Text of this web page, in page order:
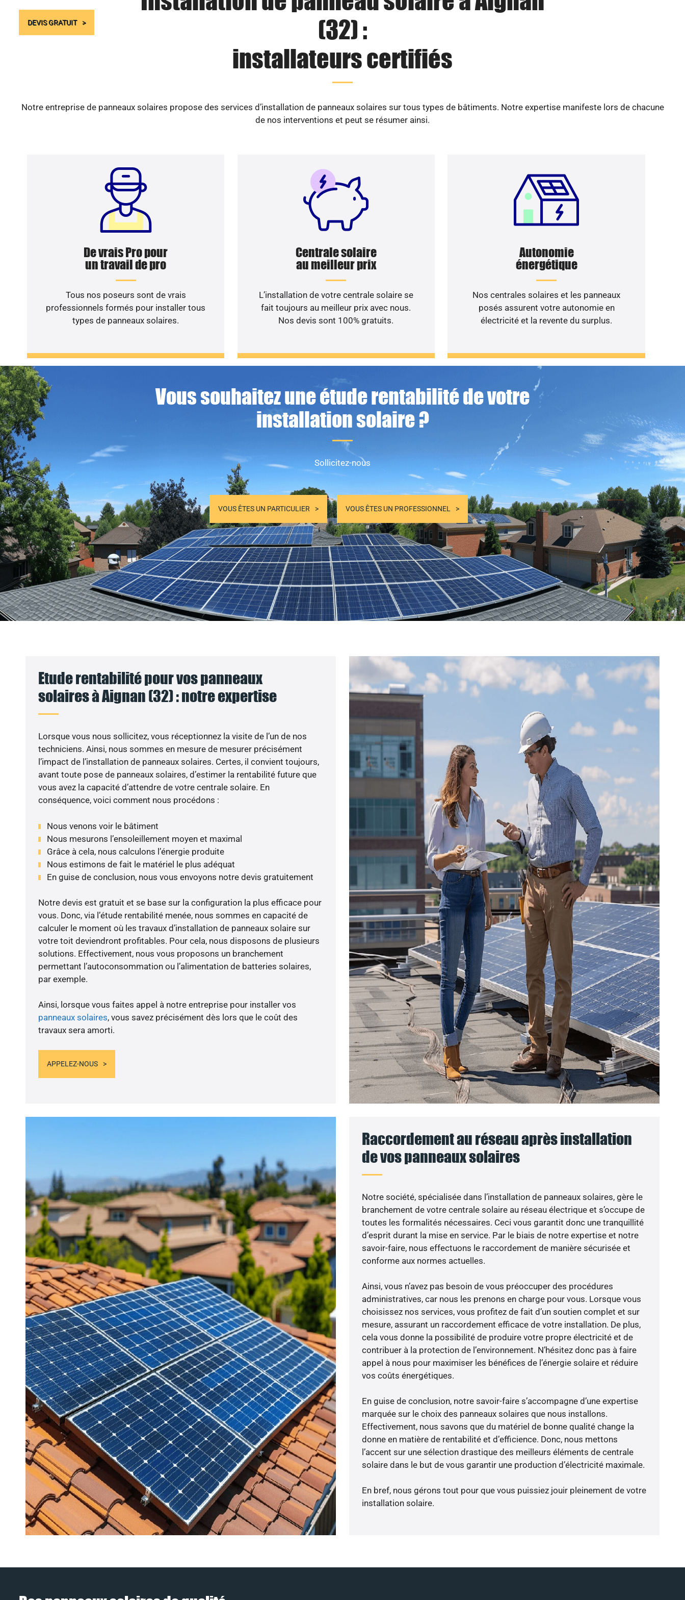
DEVIS GRATUIT
(32) :
installateurs certifiés
Notre entreprise de panneaux solaires propose des services d’installation de panneaux solaires sur tous types de bâtiments. Notre expertise manifeste lors de chacune
de nos interventions et peut se résumer ainsi.
De vrais Pro pour
un travail de pro
Tous nos poseurs sont de vrais
professionnels formés pour installer tous
types de panneaux solaires.
Centrale solaire
au meilleur prix
L’installation de votre centrale solaire se
fait toujours au meilleur prix avec nous.
Nos devis sont 100% gratuits.
Autonomie
énergétique
Nos centrales solaires et les panneaux
posés assurent votre autonomie en
électricité et la revente du surplus.
Vous souhaitez une étude rentabilité de votre
installation solaire ?
Sollicitez-nous
VOUS ÊTES UN PARTICULIER VOUS ÊTES UN PROFESSIONNEL
Etude rentabilité pour vos panneaux
solaires à Aignan (32) : notre expertise
Lorsque vous nous sollicitez, vous réceptionnez la visite de l’un de nos
techniciens. Ainsi, nous sommes en mesure de mesurer précisément
l’impact de l’installation de panneaux solaires. Certes, il convient toujours,
avant toute pose de panneaux solaires, d’estimer la rentabilité future que
vous avez la capacité d’attendre de votre centrale solaire. En
conséquence, voici comment nous procédons :
Nous venons voir le bâtiment
Nous mesurons l’ensoleillement moyen et maximal
Grâce à cela, nous calculons l’énergie produite
Nous estimons de fait le matériel le plus adéquat
En guise de conclusion, nous vous envoyons notre devis gratuitement
Notre devis est gratuit et se base sur la configuration la plus efficace pour
vous. Donc, via l’étude rentabilité menée, nous sommes en capacité de
calculer le moment où les travaux d’installation de panneaux solaire sur
votre toit deviendront profitables. Pour cela, nous disposons de plusieurs
solutions. Effectivement, nous vous proposons un branchement
permettant l’autoconsommation ou l’alimentation de batteries solaires,
par exemple.
Ainsi, lorsque vous faites appel à notre entreprise pour installer vos
panneaux solaires, vous savez précisément dès lors que le coût des
travaux sera amorti.
APPELEZ-NOUS
Raccordement au réseau après installation
de vos panneaux solaires
Notre société, spécialisée dans l’installation de panneaux solaires, gère le
branchement de votre centrale solaire au réseau électrique et s’occupe de
toutes les formalités nécessaires. Ceci vous garantit donc une tranquillité
d’esprit durant la mise en service. Par le biais de notre expertise et notre
savoir-faire, nous effectuons le raccordement de manière sécurisée et
conforme aux normes actuelles.
Ainsi, vous n’avez pas besoin de vous préoccuper des procédures
administratives, car nous les prenons en charge pour vous. Lorsque vous
choisissez nos services, vous profitez de fait d’un soutien complet et sur
mesure, assurant un raccordement efficace de votre installation. De plus,
cela vous donne la possibilité de produire votre propre électricité et de
contribuer à la protection de l’environnement. N’hésitez donc pas à faire
appel à nous pour maximiser les bénéfices de l’énergie solaire et réduire
vos coûts énergétiques.
En guise de conclusion, notre savoir-faire s’accompagne d’une expertise
marquée sur le choix des panneaux solaires que nous installons.
Effectivement, nous savons que du matériel de bonne qualité change la
donne en matière de rentabilité et d’efficience. Donc, nous mettons
l’accent sur une sélection drastique des meilleurs éléments de centrale
solaire dans le but de vous garantir une production d’électricité maximale.
En bref, nous gérons tout pour que vous puissiez jouir pleinement de votre
installation solaire.